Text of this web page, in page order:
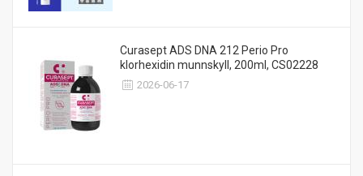
Curasept ADS DNA 212 Perio Pro
klorhexidin munnskyll, 200ml, CS02228
2026-06-17